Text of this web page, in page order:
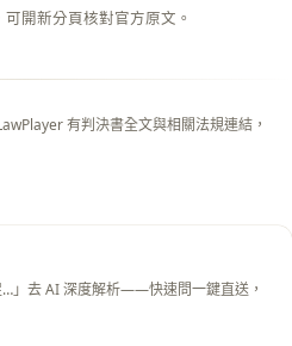
開新分頁核對官方原文。
有判決書全文與相關法規連結，
」去 AI 深度解析——快速問一鍵直送，